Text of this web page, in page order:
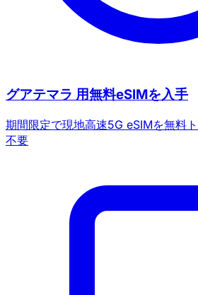
グアテマラ 用無料eSIMを入手
期間限定で現地高速5G eSIMを無料
不要
新規ユーザー向け
646